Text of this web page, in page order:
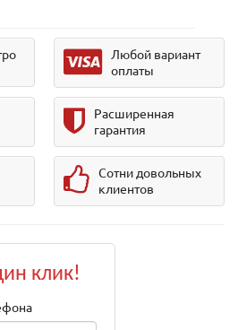
Любой вариант
оплаты
Расширенная
гарантия
Сотни довольных
клиентов
клик!